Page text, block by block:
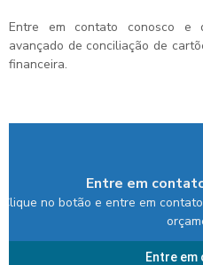
Entre em contato conosco e
avançado de conciliação de
financeira.
Entre em
Clique no botão e entre em
Entre